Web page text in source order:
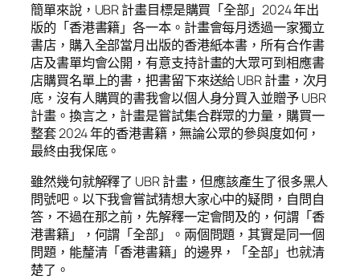
簡單來說，UBR 計畫目標是購買「全部」2024 年出
版的「香港書籍」各一本。計畫會每月透過一家獨立
書店，購入全部當月出版的香港紙本書，所有合作書
店及書單均會公開，有意支持計畫的大眾可到相應書
店購買名單上的書，把書留下來送給 UBR 計畫，次月
底，沒有人購買的書我會以個人身分買入並贈予 UBR
計畫。換言之，計畫是嘗試集合群眾的力量，購買一
整套 2024 年的香港書籍，無論公眾的參與度如何，
最終由我保底。
雖然幾句就解釋了 UBR 計畫，但應該產生了很多黑人
問號吧。以下我會嘗試猜想大家心中的疑問，自問自
答，不過在那之前，先解釋一定會問及的，何謂「香
港書籍」，何謂「全部」。兩個問題，其實是同一個
問題，能釐清「香港書籍」的邊界，「全部」也就清
楚了。